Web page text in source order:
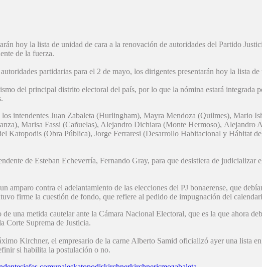
hoy la lista de unidad de cara a la renovación de autoridades del Partido
de la fuerza.
partidarias para el 2 de mayo, los dirigentes presentarán hoy la lista
del principal distrito electoral del país, por lo que la nómina estará
los intendentes Juan Zabaleta (Hurlingham), Mayra Mendoza (Quilmes), Mario
Marisa Fassi (Cañuelas), Alejandro Dichiara (Monte Hermoso), Alejandro
Katopodis (Obra Pública), Jorge Ferraresi (Desarrollo Habitacional y Hábitat
de Esteban Echeverría, Fernando Gray, para que desistiera de
amparo contra el adelantamiento de las elecciones del PJ bonaerense, que
firme la cuestión de fondo, que refiere al pedido de impugnación del
una metida cautelar ante la Cámara Nacional Electoral, que es la que ahora
Corte Suprema de Justicia.
Kirchner, el empresario de la carne Alberto Samid oficializó ayer una lista
si habilita la postulación o no.